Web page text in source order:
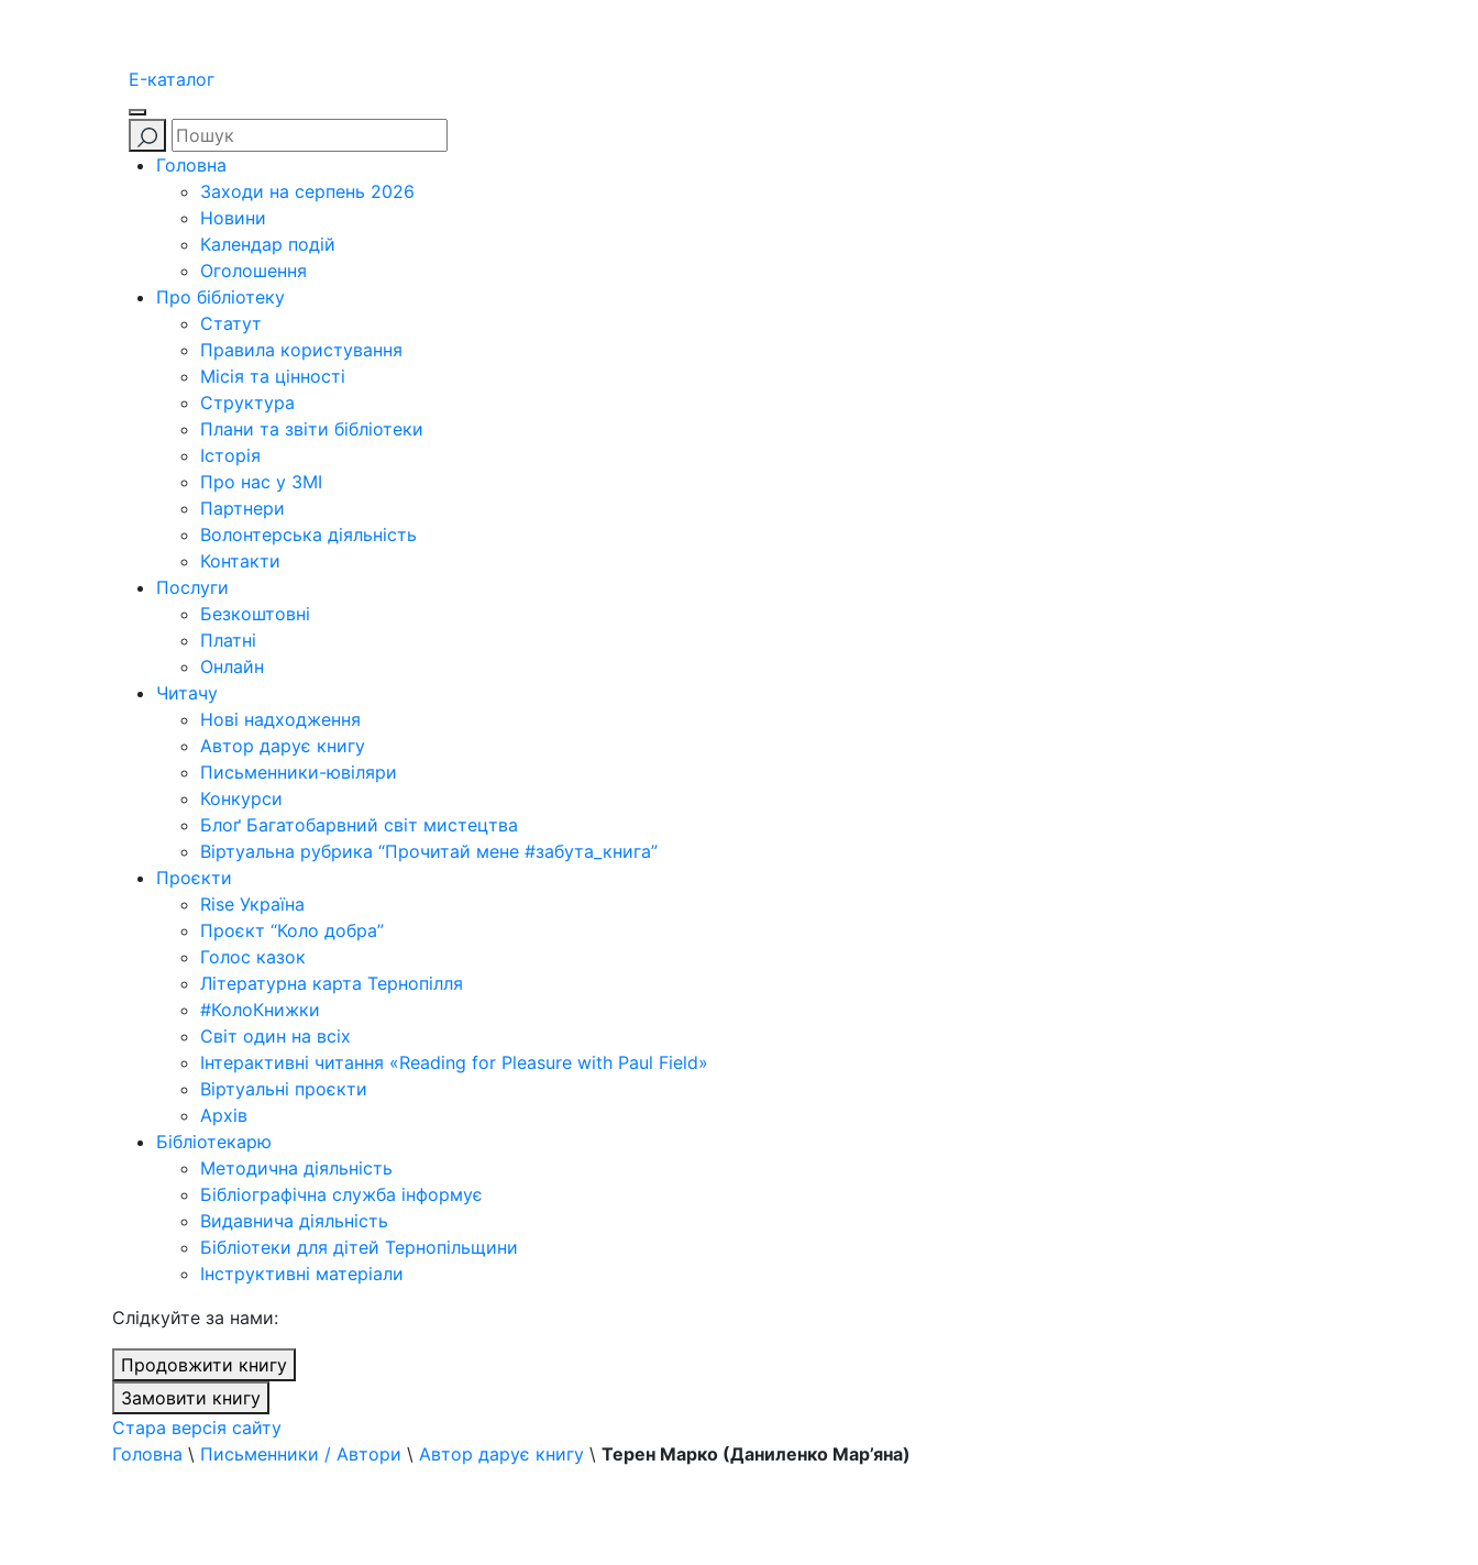
E-каталог
Головна
Заходи на серпень 2026
Новини
Календар подій
Оголошення
Про бібліотеку
Статут
Правила користування
Місія та цінності
Структура
Плани та звіти бібліотеки
Історія
Про нас у ЗМІ
Партнери
Волонтерська діяльність
Контакти
Послуги
Безкоштовні
Платні
Онлайн
Читачу
Нові надходження
Автор дарує книгу
Письменники-ювіляри
Конкурси
Блоґ Багатобарвний світ мистецтва
Віртуальна рубрика “Прочитай мене #забута_книга”
Проєкти
Rise Україна
Проєкт “Коло добра”
Голос казок
Літературна карта Тернопілля
#КолоКнижки
Світ один на всіх
Інтерактивні читання «Reading for Pleasure with Paul Field»
Віртуальні проєкти
Архів
Бібліотекарю
Методична діяльність
Бібліографічна служба інформує
Видавнича діяльність
Бібліотеки для дітей Тернопільщини
Інструктивні матеріали
Cлідкуйте за нами:
Продовжити книгу
Замовити книгу
Стара версія сайту
Головна \ Письменники / Автори \ Автор дарує книгу \ Терен Марко (Даниленко Мар’яна)